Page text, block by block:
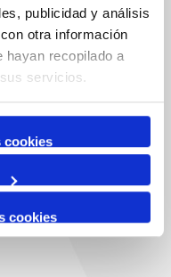
publicidad y análisis
otra información
hayan recopilado a
servicios.
cookies
cookies